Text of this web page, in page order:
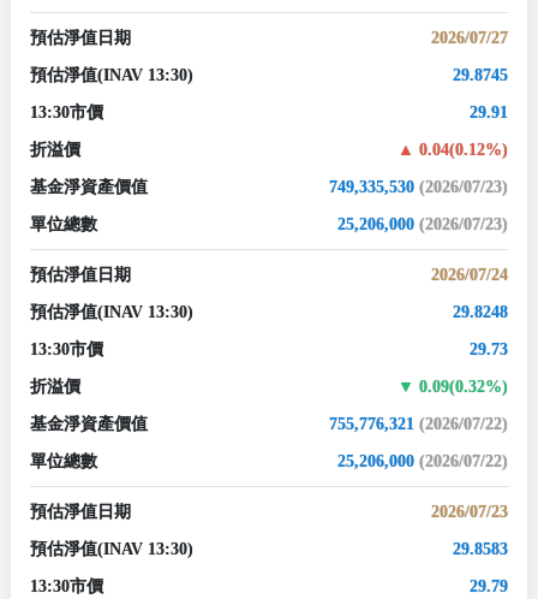
預估淨值日期 2026/07/27
預估淨值(INAV 13:30) 29.8745
13:30市價 29.91
折溢價 0.04(0.12%)
基金淨資產價值 749,335,530 (2026/07/23)
單位總數 25,206,000 (2026/07/23)
預估淨值日期 2026/07/24
預估淨值(INAV 13:30) 29.8248
13:30市價 29.73
折溢價 0.09(0.32%)
基金淨資產價值 755,776,321 (2026/07/22)
單位總數 25,206,000 (2026/07/22)
預估淨值日期 2026/07/23
預估淨值(INAV 13:30) 29.8583
13:30市價 29.79